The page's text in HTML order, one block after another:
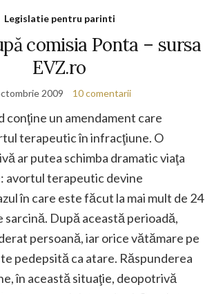
Legislatie pentru parinti
comisia Ponta – sursa
EVZ.ro
2009 10 comentarii
conţine un amendament care
terapeutic în infracţiune. O
ar putea schimba dramatic viaţa
avortul terapeutic devine
în care este făcut la mai mult de 24
sarcină. După această perioadă,
persoană, iar orice vătămare pe
pedepsită ca atare. Răspunderea
în această situaţie, deopotrivă